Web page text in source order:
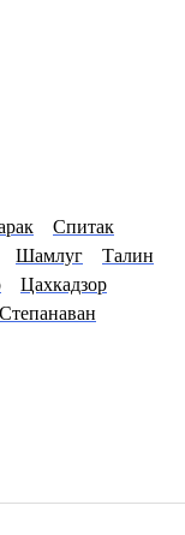
Спитак
Шамлуг
Талин
Цахкадзор
Степанаван